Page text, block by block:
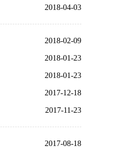
2018-04-03
2018-02-09
2018-01-23
2018-01-23
2017-12-18
2017-11-23
2017-08-18